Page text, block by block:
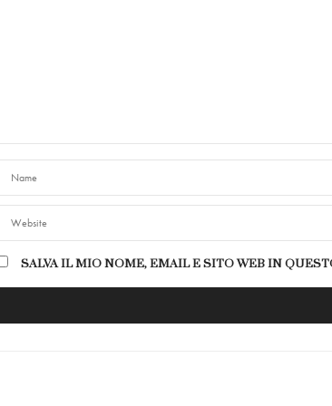
SALVA IL MIO NOME, EMAIL E SITO WEB IN